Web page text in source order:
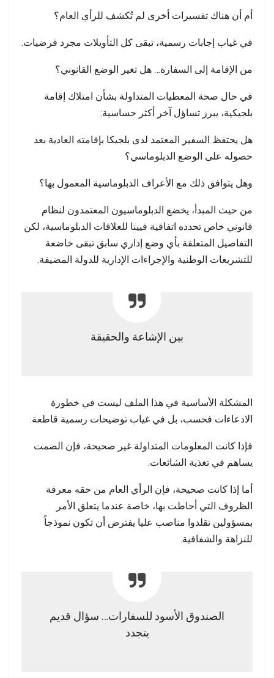
أم أن هناك تفسيرات أخرى لم تُكشف للرأي العام؟
في غياب إجابات رسمية، تبقى كل التأويلات مجرد فرضيات.
من الإقامة إلى السفارة… هل تغير الوضع القانوني؟
في حال صحة المعطيات المتداولة بشأن امتلاك إقامة
بلجيكية، يبرز تساؤل آخر أكثر حساسية:
هل يحتفظ السفير المعتمد لدى بلجيكا بإقامته العادية بعد
حصوله على الوضع الدبلوماسي؟
وهل يتوافق ذلك مع الأعراف الدبلوماسية المعمول بها؟
من حيث المبدأ، يخضع الدبلوماسيون المعتمدون لنظام
قانوني خاص تحدده اتفاقية فيينا للعلاقات الدبلوماسية، لكن
التفاصيل المتعلقة بأي وضع إداري سابق تبقى خاضعة
للتشريعات الوطنية والإجراءات الإدارية للدولة المضيفة.
بين الإشاعة والحقيقة
المشكلة الأساسية في هذا الملف ليست في خطورة
الادعاءات فحسب، بل في غياب توضيحات رسمية قاطعة.
فإذا كانت المعلومات المتداولة غير صحيحة، فإن الصمت
يساهم في تغذية الشائعات.
أما إذا كانت صحيحة، فإن الرأي العام من حقه معرفة
الظروف التي أحاطت بها، خاصة عندما يتعلق الأمر
بمسؤولين تقلدوا مناصب عليا يفترض أن تكون نموذجاً
للنزاهة والشفافية.
الصندوق الأسود للسفارات… سؤال قديم
يتجدد